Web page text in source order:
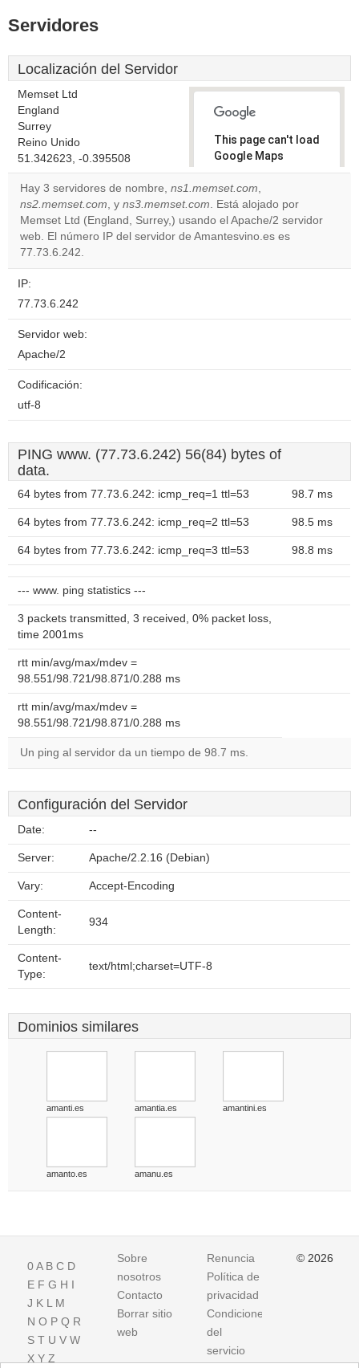
Servidores
Localización del Servidor
Memset Ltd
England
Surrey
Reino Unido
51.342623, -0.395508
This page can't load
Google Maps
correctly.
Do you
own this
website?
OK
Hay 3 servidores de nombre, ns1.memset.com,
ns2.memset.com, y ns3.memset.com. Está alojado por
Memset Ltd (England, Surrey,) usando el Apache/2 servidor
web. El número IP del servidor de Amantesvino.es es
77.73.6.242.
IP:
77.73.6.242
Servidor web:
Apache/2
Codificación:
utf-8
PING www. (77.73.6.242) 56(84) bytes of
data.
64 bytes from 77.73.6.242: icmp_req=1 ttl=53 98.7 ms
64 bytes from 77.73.6.242: icmp_req=2 ttl=53 98.5 ms
64 bytes from 77.73.6.242: icmp_req=3 ttl=53 98.8 ms
--- www. ping statistics ---
3 packets transmitted, 3 received, 0% packet loss,
time 2001ms
rtt min/avg/max/mdev =
98.551/98.721/98.871/0.288 ms
rtt min/avg/max/mdev =
98.551/98.721/98.871/0.288 ms
Un ping al servidor da un tiempo de 98.7 ms.
Configuración del Servidor
Date: --
Server: Apache/2.2.16 (Debian)
Vary: Accept-Encoding
Content-
Length:
934
Content-
Type:
text/html;charset=UTF-8
Dominios similares
amanti.es amantia.es amantini.es
amanto.es amanu.es
0A B C D
E F G H I
J K L M
N O P Q R
S T U V W
X Y Z
Sobre
nosotros
Contacto
Borrar sitio
web
Renuncia
Política de
privacidad
Condiciones
del
servicio
© 2026